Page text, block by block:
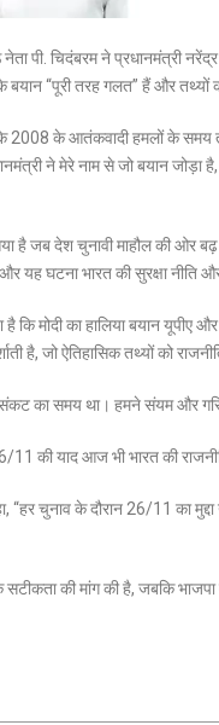
नेता पी. चिदंबरम ने प्रधानमंत्री
बयान “पूरी तरह गलत” हैं और तथ्यों
2008 के आतंकवादी हमलों के
ने मेरे नाम से जो बयान
है जब देश चुनावी माहौल की ओर
यह घटना भारत की सुरक्षा नीति
है कि मोदी का हालिया बयान
है, जो ऐतिहासिक तथ्यों को
का समय था। हमने संयम और
की याद आज भी भारत की
चुनाव के दौरान 26/11 का
सटीकता की मांग की है, जबकि